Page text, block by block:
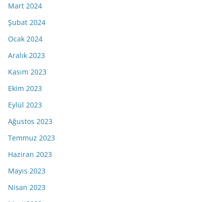
Mart 2024
Şubat 2024
Ocak 2024
Aralık 2023
Kasım 2023
Ekim 2023
Eylül 2023
Ağustos 2023
Temmuz 2023
Haziran 2023
Mayıs 2023
Nisan 2023